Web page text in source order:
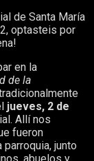
de Santa María
optasteis por
en la
de la
jueves, 2 de
Allí nos
fueron
junto